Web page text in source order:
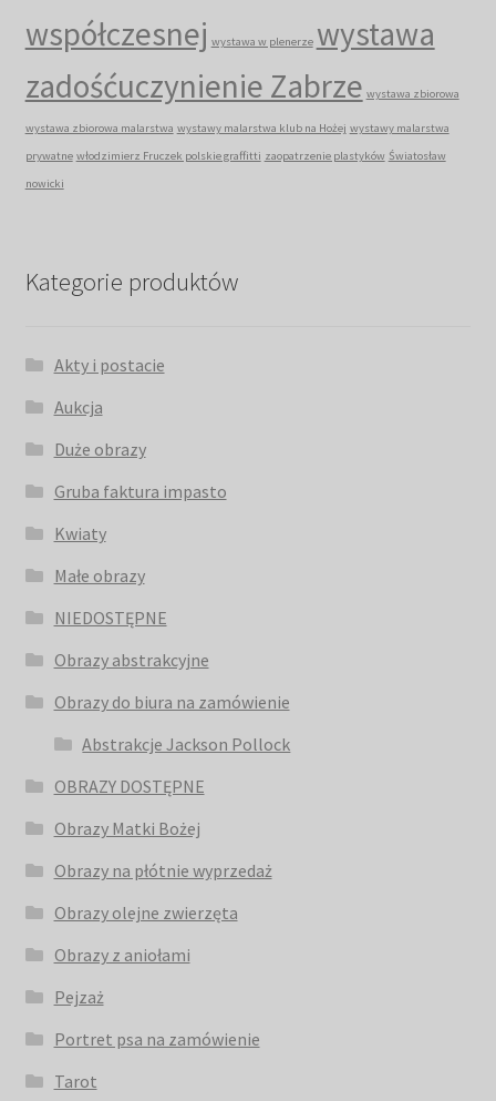
współczesnej wystawa w plenerze wystawa
zadośćuczynienie Zabrze wystawa zbiorowa
wystawa zbiorowa malarstwa wystawy malarstwa klub na Hożej wystawy malarstwa
prywatne włodzimierz Fruczek polskie graffitti zaopatrzenie plastyków Światosław
nowicki
Kategorie produktów
Akty i postacie
Aukcja
Duże obrazy
Gruba faktura impasto
Kwiaty
Małe obrazy
NIEDOSTĘPNE
Obrazy abstrakcyjne
Obrazy do biura na zamówienie
Abstrakcje Jackson Pollock
OBRAZY DOSTĘPNE
Obrazy Matki Bożej
Obrazy na płótnie wyprzedaż
Obrazy olejne zwierzęta
Obrazy z aniołami
Pejzaż
Portret psa na zamówienie
Tarot